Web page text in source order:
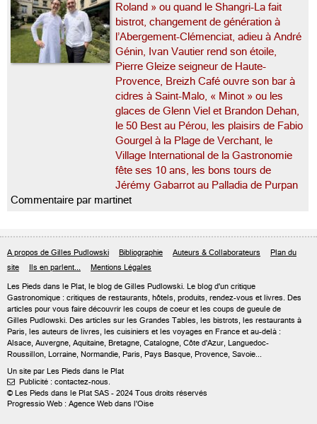
Roland » ou quand le Shangri-La fait
bistrot, changement de génération à
l’Abergement-Clémenciat, adieu à André
Génin, Ivan Vautier rend son étoile,
Pierre Gleize seigneur de Haute-
Provence, Breizh Café ouvre son bar à
cidres à Saint-Malo, « Minot » ou les
glaces de Glenn Viel et Brandon Dehan,
le 50 Best au Pérou, les plaisirs de Fabio
Gourgel à la Plage de Verchant, le
Village International de la Gastronomie
fête ses 10 ans, les bons tours de
Jérémy Gabarrot au Palladia de Purpan
Commentaire par martinet
A propos de Gilles Pudlowski Bibliographie Auteurs & Collaborateurs
Plan du
site
Ils en parlent... Mentions Légales
Les Pieds dans le Plat, le blog de Gilles Pudlowski. Le blog d'un critique
Gastronomique : critiques de restaurants, hôtels, produits, rendez-vous et livres. Des
articles pour vous faire découvrir les coups de coeur et les coups de gueule de
Gilles Pudlowski. Des articles sur les Grandes Tables, les bistrots, les restaurants à
Paris, les auteurs de livres, les cuisiniers et les voyages en France et au-delà :
Alsace, Auvergne, Aquitaine, Bretagne, Catalogne, Côte d'Azur, Languedoc-
Roussillon, Lorraine, Normandie, Paris, Pays Basque, Provence, Savoie...
Un site par Les Pieds dans le Plat
 Publicité : contactez-nous.
© Les Pieds dans le Plat SAS - 2024 Tous droits réservés
Progressio Web : Agence Web dans l'Oise